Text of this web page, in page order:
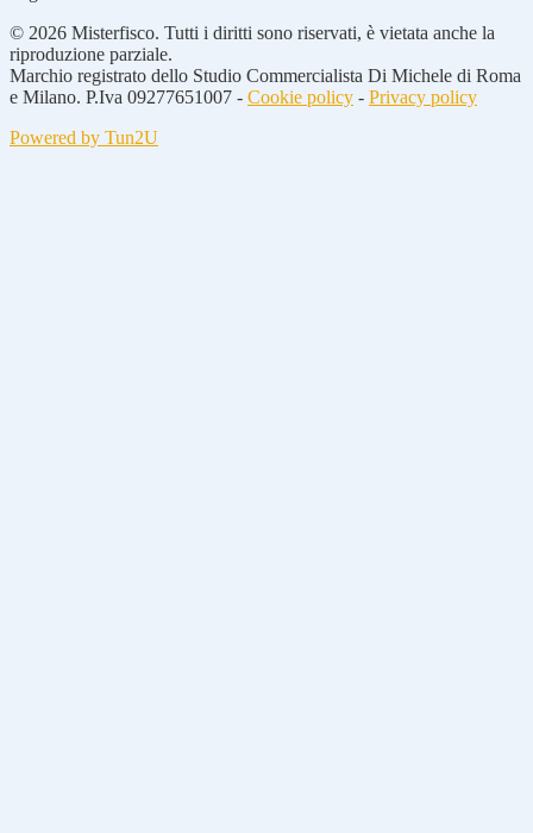
© 2026 Misterfisco. Tutti i diritti sono riservati, è vietata anche la
riproduzione parziale.
Marchio registrato dello Studio Commercialista Di Michele di Roma
e Milano. P.Iva 09277651007 - Cookie policy - Privacy policy
Powered by Tun2U